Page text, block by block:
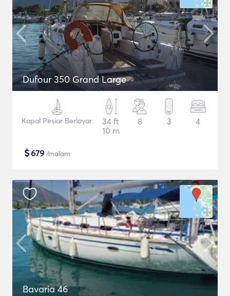
Dufour 350 Grand Large
Kapal Pesiar Berlayar
34 ft
10 m
8 3 4
$679 /malam
Bavaria 46